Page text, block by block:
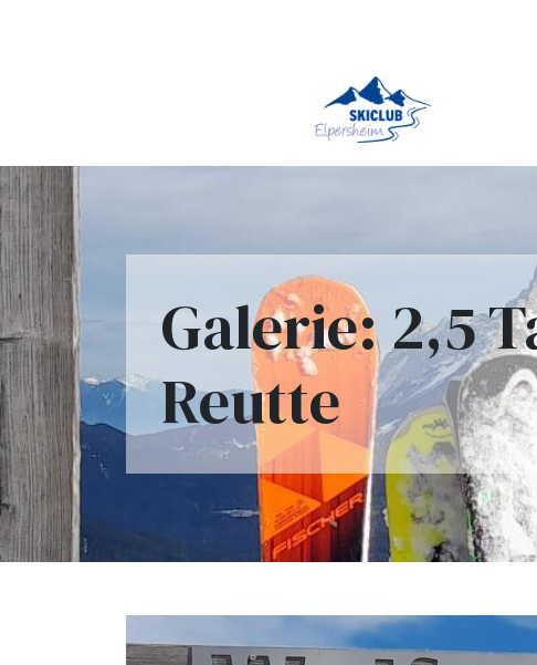
Galerie: 2,5
Reutte